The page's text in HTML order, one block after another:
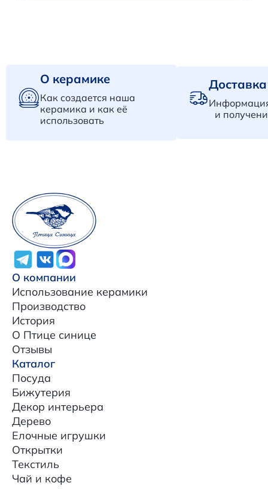
О керамике
Как создается наша
керамика и как её
использовать
и
О компании
Использование керамики
Производство
История
О Птице синице
Отзывы
Каталог
Посуда
Бижутерия
Декор интерьера
Дерево
Елочные игрушки
Открытки
Текстиль
Чай и кофе